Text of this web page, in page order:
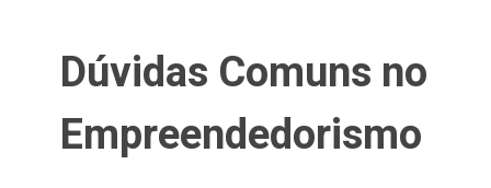
Dúvidas Comuns no
Empreendedorismo